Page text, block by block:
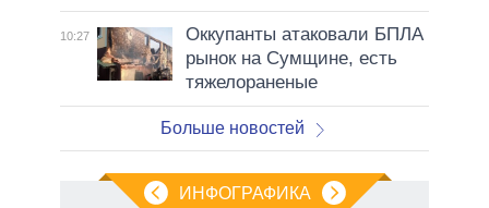
10:27
Оккупанты атаковали БПЛА
рынок на Сумщине, есть
тяжелораненые
Больше новостей
ИНФОГРАФИКА